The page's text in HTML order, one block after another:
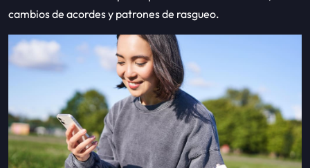
cambios de acordes y patrones de rasgueo.